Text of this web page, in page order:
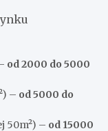
od 2000 do 5000
– od 5000 do
50m²) – od 15000